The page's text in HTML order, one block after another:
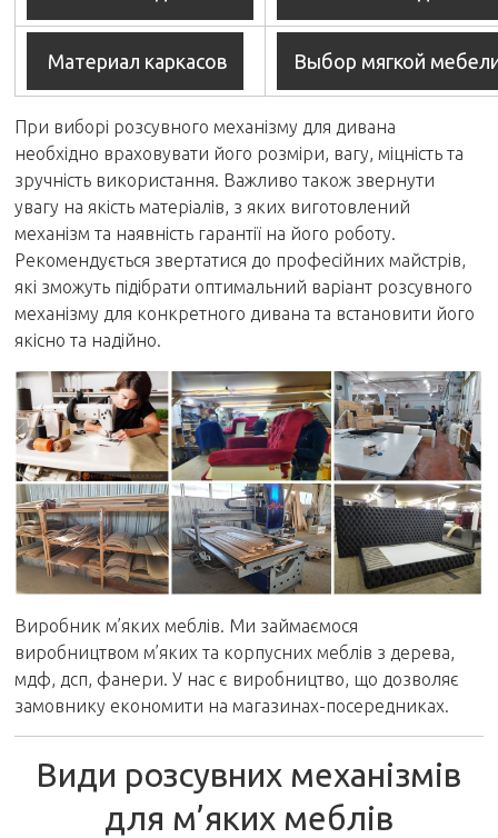
При виборі розсувного механізму для дивана
необхідно враховувати його розміри, вагу, міцність та
зручність використання. Важливо також звернути
увагу на якість матеріалів, з яких виготовлений
механізм та наявність гарантії на його роботу.
Рекомендується звертатися до професійних майстрів,
які зможуть підібрати оптимальний варіант розсувного
механізму для конкретного дивана та встановити його
якісно та надійно.
Виробник м’яких меблів. Ми займаємося
виробництвом м’яких та корпусних меблів з дерева,
мдф, дсп, фанери. У нас є виробництво, що дозволяє
замовнику економити на магазинах-посередниках.
Види розсувних механізмів
для м’яких меблів